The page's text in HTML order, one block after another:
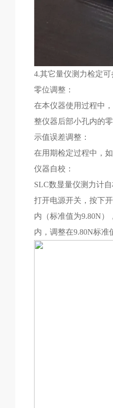
4.其它量仪测力检定
零位调整：
在本仪器使用过程中
整仪器后部小孔内的
示值误差调整：
在用期检定过程中，
仪器自校：
SLC数显量仪测力计
打开电源开关，按下
内（标准值为9.80N
内，调整在9.80N标准